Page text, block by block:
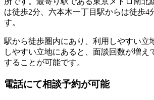
は徒歩2分、六本木一丁目駅からは徒歩4
す。
駅から徒歩圏内にあり、利用しやすい立
しやすい立地にあると、面談回数が増え
することが可能です。
電話にて相談予約が可能